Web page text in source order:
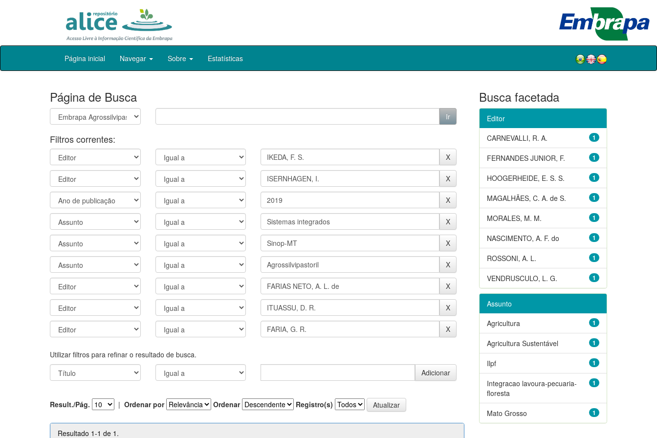
Skip
Página inicial Navegar Sobre Estatísticas
Página de Busca
Filtros correntes:
Utilizar filtros para refinar o resultado de busca.
Result./Pág. | Ordenar por Ordenar Registro(s)
Resultado 1-1 de 1.
Busca facetada
Editor
1
CARNEVALLI, R. A.
1
FERNANDES JUNIOR, F.
1
HOOGERHEIDE, E. S. S.
1
MAGALHÃES, C. A. de S.
1
MORALES, M. M.
1
NASCIMENTO, A. F. do
1
ROSSONI, A. L.
1
VENDRUSCULO, L. G.
Assunto
1
Agricultura
1
Agricultura Sustentável
1
Ilpf
1
Integracao lavoura-pecuaria-
floresta
1
Mato Grosso